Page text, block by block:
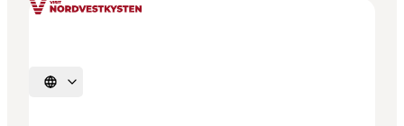
Vælg sprog